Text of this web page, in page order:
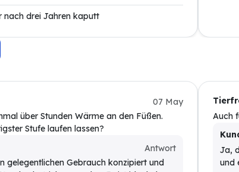
nach drei Jahren kaputt
07 May
über Stunden Wärme an den Füßen.
Stufe laufen lassen?
Antwort
gelegentlichen Gebrauch konzipiert und
Auch
Ja,
und